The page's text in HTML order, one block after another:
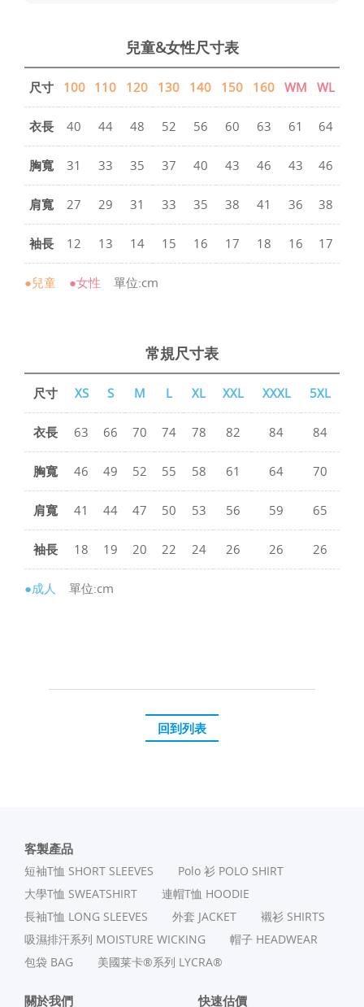
兒童&女性尺寸表
尺寸 100 110 120 130 140 150 160 WM WL
衣長 40 44 48 52 56 60 63 61 64
胸寬 31 33 35 37 40 43 46 43 46
肩寬 27 29 31 33 35 38 41 36 38
袖長 12 13 14 15 16 17 18 16 17
●兒童 ●女性 單位:cm
常規尺寸表
尺寸 XS S M L XL XXL XXXL 5XL
衣長 63 66 70 74 78 82 84 84
胸寬 46 49 52 55 58 61 64 70
肩寬 41 44 47 50 53 56 59 65
袖長 18 19 20 22 24 26 26 26
●成人 單位:cm
回到列表
客製產品
短袖T恤 SHORT SLEEVES
Polo 衫 POLO SHIRT
⼤學T恤 SWEATSHIRT
連帽T恤 HOODIE
長袖T恤 LONG SLEEVES
外套 JACKET
襯衫 SHIRTS
吸濕排汗系列 MOISTURE WICKING
帽子 HEADWEAR
包袋 BAG
美國莱卡®系列 LYCRA®
關於我們 快速估價